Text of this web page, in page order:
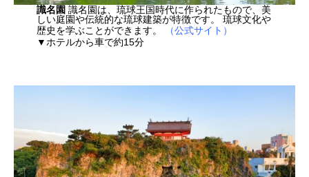
識名園 識名園は、琉球王国時代に作られたもので、美
しい庭園や伝統的な琉球建築が特徴です。 琉球文化や
歴史を学ぶことができます。
（公式サイト）
▼ホテルから車で約15分